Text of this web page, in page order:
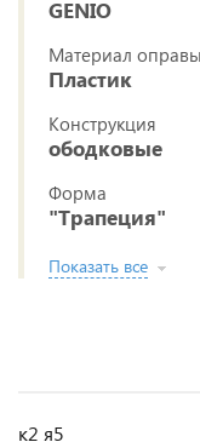
GENIO
Материал оправы
Пластик
Конструкция
ободковые
Форма
"Трапеция"
Показать все
к2 я5